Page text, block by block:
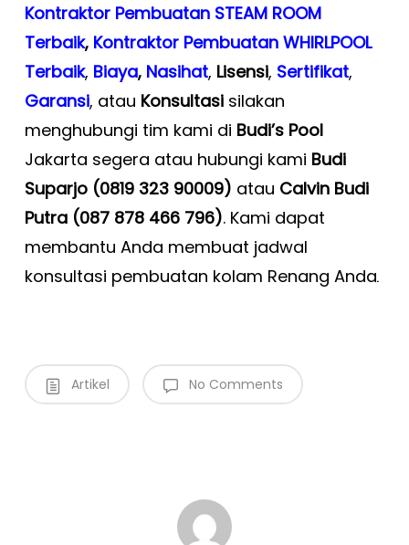
Kontraktor Pembuatan STEAM ROOM
Terbaik, Kontraktor Pembuatan WHIRLPOOL
Terbaik, Biaya, Nasihat, Lisensi, Sertifikat,
Garansi, atau Konsultasisilakan
menghubungi tim kami di Budi’s Pool
Jakarta segera atau hubungi kami Budi
Suparjo (0819 323 90009) atau Calvin Budi
Putra (087 878 466 796). Kami dapat
membantu Anda membuat jadwal
konsultasi pembuatan kolam Renang Anda.
Artikel No Comments